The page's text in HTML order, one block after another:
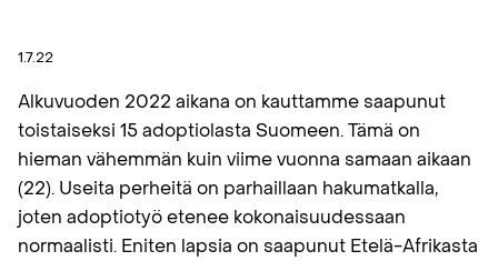
1.7.22
Alkuvuoden 2022 aikana on kauttamme saapunut
toistaiseksi 15 adoptiolasta Suomeen. Tämä on
hieman vähemmän kuin viime vuonna samaan aikaan
(22). Useita perheitä on parhaillaan hakumatkalla,
joten adoptiotyö etenee kokonaisuudessaan
normaalisti. Eniten lapsia on saapunut Etelä-Afrikasta